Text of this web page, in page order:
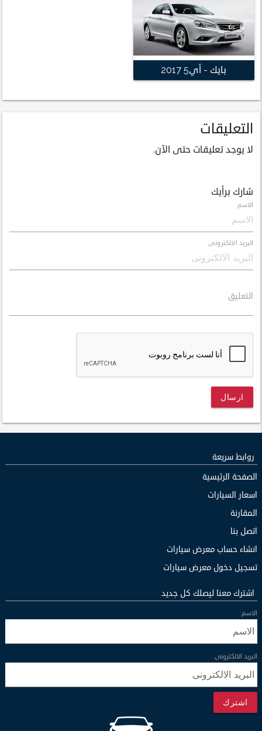
بايك - أي5 2017
التعليقات
لا يوجد تعليقات حتى الآن.
شارك برأيك
الاسم
البريد الالكترونى
التعليق
ارسال
روابط سريعة
الصفحة الرئيسية
اسعار السيارات
المقارنة
اتصل بنا
انشاء حساب معرض سيارات
تسجيل دخول معرض سيارات
اشترك معنا ليصلك كل جديد
الاسم:
البريد الالكترونى:
اشترك